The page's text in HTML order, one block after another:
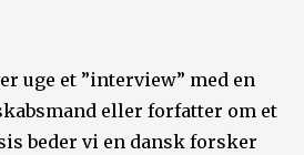
uge et ”interview” med en
eller forfatter om et
beder vi en dansk forsker